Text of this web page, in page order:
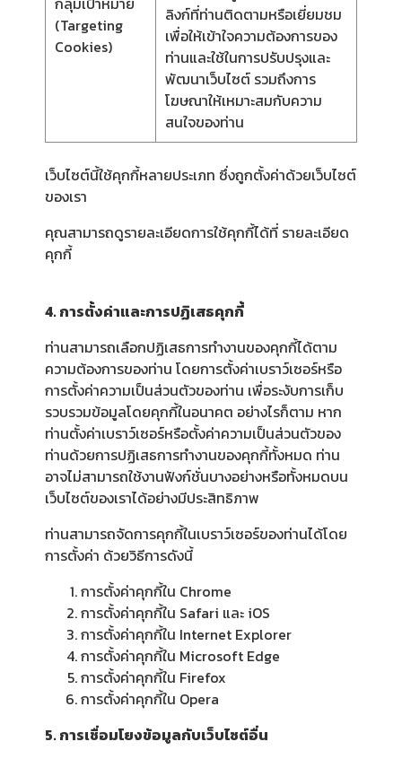
(Targeting
Cookies)
ลิงก์ที่ท่านติดตามหรือเยี่ยมชม
เพื่อให้เข้าใจความต้องการของ
ท่านและใช้ในการปรับปรุงและ
พัฒนาเว็บไซต์ รวมถึงการ
โฆษณาให้เหมาะสมกับความ
สนใจของท่าน
เว็บไซต์นี้ใช้คุกกี้หลายประเภท ซึ่งถูกตั้งค่าด้วยเว็บไซต์
ของเรา
คุณสามารถดูรายละเอียดการใช้คุกกี้ได้ที่ รายละเอียด
คุกกี้
4. การตั้งค่าและการปฏิเสธคุกกี้
ท่านสามารถเลือกปฏิเสธการทำงานของคุกกี้ได้ตาม
ความต้องการของท่าน โดยการตั้งค่าเบราว์เซอร์หรือ
การตั้งค่าความเป็นส่วนตัวของท่าน เพื่อระงับการเก็บ
รวบรวมข้อมูลโดยคุกกี้ในอนาคต อย่างไรก็ตาม หาก
ท่านตั้งค่าเบราว์เซอร์หรือตั้งค่าความเป็นส่วนตัวของ
ท่านด้วยการปฏิเสธการทำงานของคุกกี้ทั้งหมด ท่าน
อาจไม่สามารถใช้งานฟังก์ชั่นบางอย่างหรือทั้งหมดบน
เว็บไซต์ของเราได้อย่างมีประสิทธิภาพ
ท่านสามารถจัดการคุกกี้ในเบราว์เซอร์ของท่านได้โดย
การตั้งค่า ด้วยวิธีการดังนี้
การตั้งค่าคุกกี้ใน Chrome
การตั้งค่าคุกกี้ใน Safari และ iOS
การตั้งค่าคุกกี้ใน Internet Explorer
การตั้งค่าคุกกี้ใน Microsoft Edge
การตั้งค่าคุกกี้ใน Firefox
การตั้งค่าคุกกี้ใน Opera
5. การเชื่อมโยงข้อมูลกับเว็บไซต์อื่น